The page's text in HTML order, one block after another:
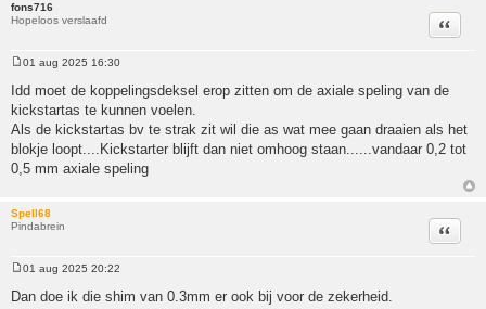
fons716
Hopeloos verslaafd
Citeer
Bericht
01 aug 2025 16:30
Idd moet de koppelingsdeksel erop zitten om de axiale speling van de
kickstartas te kunnen voelen.
Als de kickstartas bv te strak zit wil die as wat mee gaan draaien als het
blokje loopt....Kickstarter blijft dan niet omhoog staan......vandaar 0,2 tot
0,5 mm axiale speling
Spell68
Pindabrein
Citeer
Bericht
01 aug 2025 20:22
Dan doe ik die shim van 0.3mm er ook bij voor de zekerheid.